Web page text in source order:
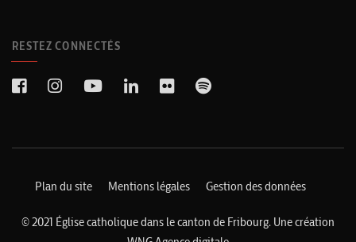
RESTEZ CONNECTÉS
Plan du site Mentions légales Gestion des données
© 2021 Église catholique dans le canton de Fribourg. Une création